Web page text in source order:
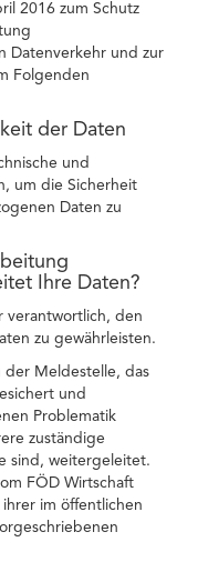
2016 zum Schutz
Datenverkehr und zur
Folgenden
der Daten
und
um die Sicherheit
Daten zu
Ihre Daten?
verantwortlich, den
zu gewährleisten.
der Meldestelle, das
und
Problematik
zuständige
sind, weitergeleitet.
FÖD Wirtschaft
im öffentlichen